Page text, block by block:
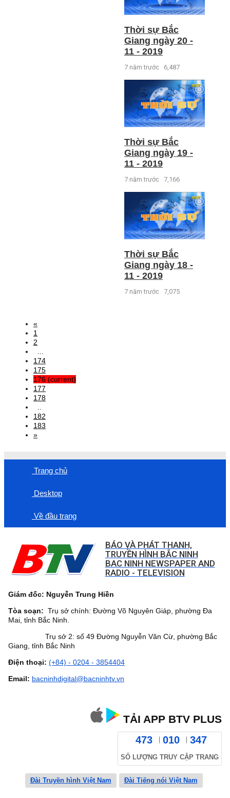
Thời sự Bắc
Giang ngày 20 -
11 - 2019
7 năm trước 6,487
Thời sự Bắc
Giang ngày 19 -
11 - 2019
7 năm trước 7,166
Thời sự Bắc
Giang ngày 18 -
11 - 2019
7 năm trước 7,075
«
1
2
174
175
176 (current)
177
178
182
183
»
Trang chủ
Desktop
Về đầu trang
BÁO VÀ PHÁT THANH,
TRUYỀN HÌNH BẮC NINH
BAC NINH NEWSPAPER AND
RADIO - TELEVISION
Giám đốc: Nguyễn Trung Hiền
Tòa soạn: Trụ sở chính: Đường Võ Nguyên Giáp, phường Đa
Mai, tỉnh Bắc Ninh.
Trụ sở 2: số 49 Đường Nguyễn Văn Cừ, phường Bắc
Giang, tỉnh Bắc Ninh
Điện thoại: (+84) - 0204 - 3854404
Email: bacninhdigital@bacninhtv.vn
TẢI APP BTV PLUS
473 010 347
SỐ LƯỢNG TRUY CẬP TRANG
Đài Truyền hình Việt Nam Đài Tiếng nói Việt Nam